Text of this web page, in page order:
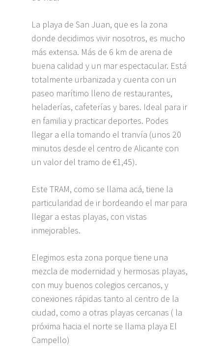
La playa de San Juan, que es la zona
donde decidimos vivir nosotros, es mucho
más extensa. Más de 6 km de arena de
buena calidad y un mar espectacular. Está
totalmente urbanizada y cuenta con un
paseo marítimo lleno de restaurantes,
heladerías, cafeterías y bares. Ideal para ir
en familia y practicar deportes. Podes
llegar a ella tomando el tranvía (unos 20
minutos desde el centro de Alicante con
un valor del tramo de €1,45).
Este TRAM, como se llama acá, tiene la
particularidad de ir bordeando el mar para
llegar a estas playas, con vistas
inmejorables.
Elegimos esta zona porque tiene una
mezcla de modernidad y hermosas playas,
con muy buenos colegios cercanos, y
conexiones rápidas tanto al centro de la
ciudad, como a otras playas cercanas ( la
próxima hacia el norte se llama playa El
Campello)